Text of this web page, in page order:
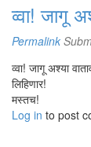
व्वा! जागू
Permalink
व्वा! जागू अश्या
लिहिणार!
मस्तच!
Log in to post